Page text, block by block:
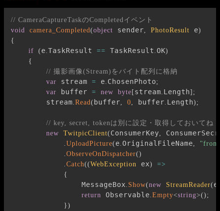
// CameraCaptureTaskのCompletedイベント
void
camera_Completed(object sender, PhotoResult e)
{
if
( e.TaskResult == TaskResult .OK)
{
// 撮影画像(Stream)をバイト配列に格納
var stream = e. ChosenPhoto;
var buffer = new byte [ stream. Length] ;
        stream
.Read( buffer, 0, buffer. Length) ;
// key, secret, tokenは別に設定・取得しておいてね
new
TwitpicClient( ConsumerKey,
.UploadPicture( e.OriginalFileName,
.ObserveOnDispatcher()
.Catch((WebException ex)
=>
{
                MessageBox
. Show(new StreamReader(
return Observable.Empty<string>() ;
})